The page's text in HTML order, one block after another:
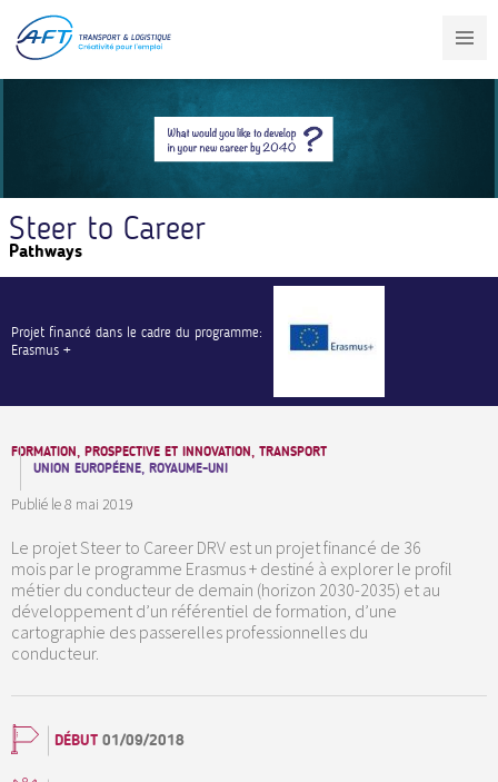
contenu
principal
Steer to Career
Pathways
Projet financé dans le cadre du programme:
Erasmus +
FORMATION, PROSPECTIVE ET INNOVATION, TRANSPORT
UNION EUROPÉENE, ROYAUME-UNI
Publié le8 mai 2019
Le projet Steer to Career DRV est un projet financé de 36
mois par le programme Erasmus + destiné à explorer le profil
métier du conducteur de demain (horizon 2030-2035) et au
développement d’un référentiel de formation, d’une
cartographie des passerelles professionnelles du
conducteur.
DÉBUT 01/09/2018